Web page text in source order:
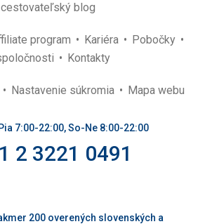
cestovateľský blog
program Kariéra
Pobočky
Kontakty
Nastavenie súkromia Mapa webu
7:00-22:00, So-Ne 8:00-22:00
2 3221 0491
200 overených slovenských a